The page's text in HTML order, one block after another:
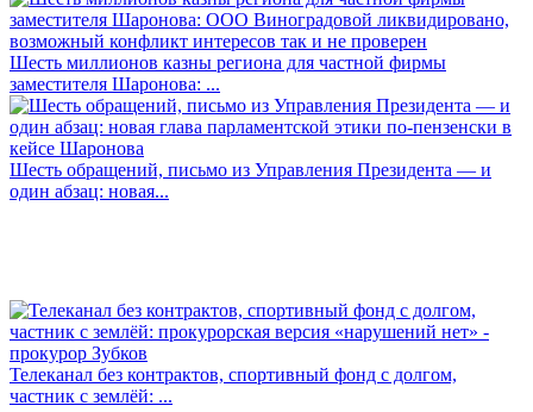
Шесть миллионов казны региона для частной фирмы
заместителя Шаронова: ...
Шесть обращений, письмо из Управления Президента — и
один абзац: новая...
Телеканал без контрактов, спортивный фонд с долгом,
частник с землёй: ...